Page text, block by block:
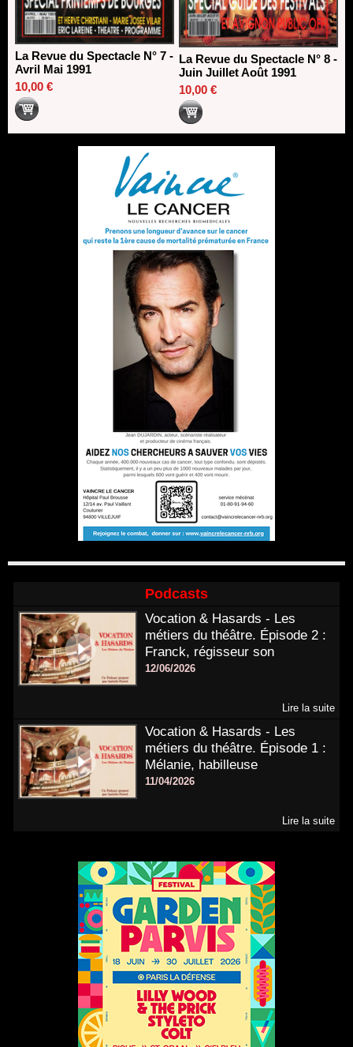
La Revue du Spectacle N° 7 -
Avril Mai 1991
10,00 €
La Revue du Spectacle N° 8 -
Juin Juillet Août 1991
10,00 €
Podcasts
Vocation & Hasards - Les
métiers du théâtre. Épisode 2 :
Franck, régisseur son
12/06/2026
Lire la suite
Vocation & Hasards - Les
métiers du théâtre. Épisode 1 :
Mélanie, habilleuse
11/04/2026
Lire la suite